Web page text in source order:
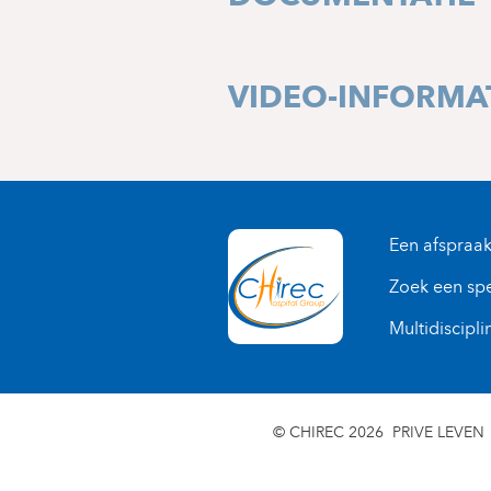
VIDEO-
Een
Zoek een
© CHIREC 2026 PRIVE LEVEN